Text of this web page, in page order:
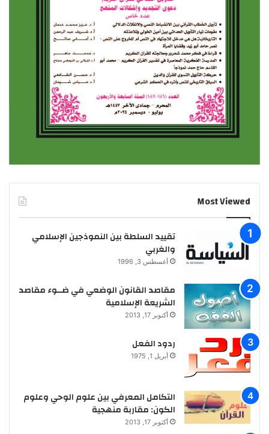
Most Viewed
تقييد السلطة بين النموذجين الإسلامي
والغربي
أغسطس 3, 1996
مقاصد القانون الوضعي في ضــوء مقاصد
الشريعة الإسلامية
أكتوبر 17, 2013
ردود الفعل
أبريل 1, 1975
التكامل المعرفي بين علوم الوحي وعلوم
الكون: مقاربة منهجية
أكتوبر 17, 2013